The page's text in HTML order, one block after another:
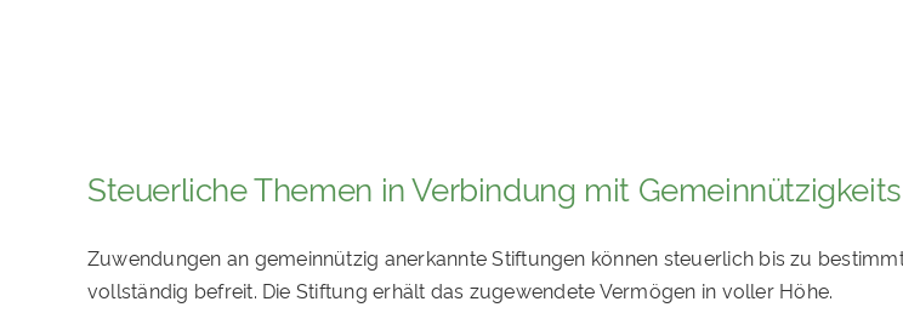
Steuerliche Themen in Verbindung mit
Zuwendungen an gemeinnützig anerkannte Stiftungen können steuerlich bis zu
vollständig befreit. Die Stiftung erhält das zugewendete Vermögen in voller Höhe.